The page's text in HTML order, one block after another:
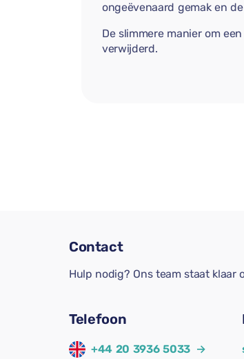
ongeëvenaard gemak en
De slimmere manier om
verwijderd.
Contact
Hulp nodig? Ons team staat klaar
Telefoon
+44 20 3936 5033 →